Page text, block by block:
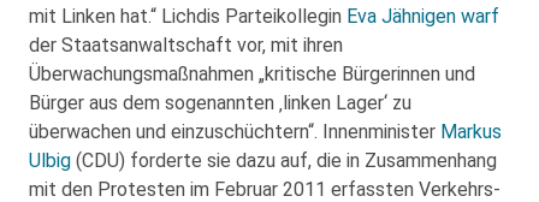
mit Linken hat.“ Lichdis Parteikollegin Eva Jähnigen warf
der Staatsanwaltschaft vor, mit ihren
Überwachungsmaßnahmen „kritische Bürgerinnen und
Bürger aus dem sogenannten ‚linken Lager‘ zu
überwachen und einzuschüchtern“. Innenminister Markus
Ulbig (CDU) forderte sie dazu auf, die in Zusammenhang
mit den Protesten im Februar 2011 erfassten Verkehrs-